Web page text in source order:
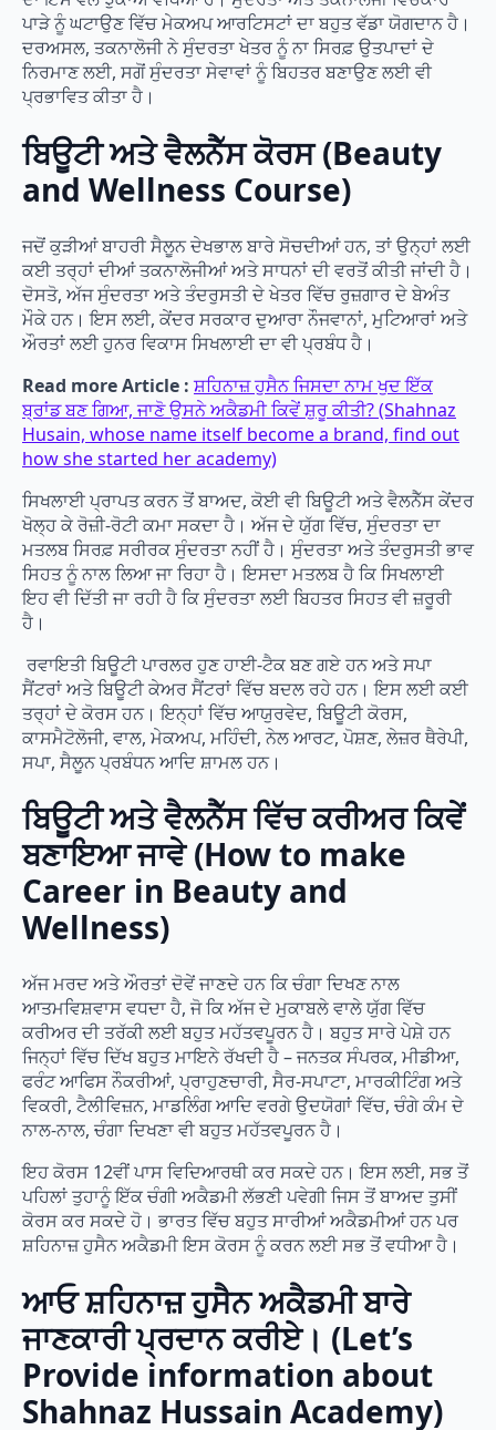
ਪਾੜੇ ਨੂੰ ਘਟਾਉਣ ਵਿੱਚ ਮੇਕਅਪ ਆਰਟਿਸਟਾਂ ਦਾ ਬਹੁਤ ਵੱਡਾ ਯੋਗਦਾਨ ਹੈ।
ਦਰਅਸਲ, ਤਕਨਾਲੋਜੀ ਨੇ ਸੁੰਦਰਤਾ ਖੇਤਰ ਨੂੰ ਨਾ ਸਿਰਫ਼ ਉਤਪਾਦਾਂ ਦੇ
ਨਿਰਮਾਣ ਲਈ, ਸਗੋਂ ਸੁੰਦਰਤਾ ਸੇਵਾਵਾਂ ਨੂੰ ਬਿਹਤਰ ਬਣਾਉਣ ਲਈ ਵੀ
ਪ੍ਰਭਾਵਿਤ ਕੀਤਾ ਹੈ।
ਬਿਊਟੀ ਅਤੇ ਵੈਲਨੈੱਸ ਕੋਰਸ (Beauty
and Wellness Course)
ਜਦੋਂ ਕੁੜੀਆਂ ਬਾਹਰੀ ਸੈਲੂਨ ਦੇਖਭਾਲ ਬਾਰੇ ਸੋਚਦੀਆਂ ਹਨ, ਤਾਂ ਉਨ੍ਹਾਂ ਲਈ
ਕਈ ਤਰ੍ਹਾਂ ਦੀਆਂ ਤਕਨਾਲੋਜੀਆਂ ਅਤੇ ਸਾਧਨਾਂ ਦੀ ਵਰਤੋਂ ਕੀਤੀ ਜਾਂਦੀ ਹੈ।
ਦੋਸਤੋ, ਅੱਜ ਸੁੰਦਰਤਾ ਅਤੇ ਤੰਦਰੁਸਤੀ ਦੇ ਖੇਤਰ ਵਿੱਚ ਰੁਜ਼ਗਾਰ ਦੇ ਬੇਅੰਤ
ਮੌਕੇ ਹਨ। ਇਸ ਲਈ, ਕੇਂਦਰ ਸਰਕਾਰ ਦੁਆਰਾ ਨੌਜਵਾਨਾਂ, ਮੁਟਿਆਰਾਂ ਅਤੇ
ਔਰਤਾਂ ਲਈ ਹੁਨਰ ਵਿਕਾਸ ਸਿਖਲਾਈ ਦਾ ਵੀ ਪ੍ਰਬੰਧ ਹੈ।
Read more Article : ਸ਼ਹਿਨਾਜ਼ ਹੁਸੈਨ ਜਿਸਦਾ ਨਾਮ ਖੁਦ ਇੱਕ
ਬ੍ਰਾਂਡ ਬਣ ਗਿਆ, ਜਾਣੋ ਉਸਨੇ ਅਕੈਡਮੀ ਕਿਵੇਂ ਸ਼ੁਰੂ ਕੀਤੀ? (Shahnaz
Husain, whose name itself become a brand, find out
how she started her academy)
ਸਿਖਲਾਈ ਪ੍ਰਾਪਤ ਕਰਨ ਤੋਂ ਬਾਅਦ, ਕੋਈ ਵੀ ਬਿਊਟੀ ਅਤੇ ਵੈਲਨੈੱਸ ਕੇਂਦਰ
ਖੋਲ੍ਹ ਕੇ ਰੋਜ਼ੀ-ਰੋਟੀ ਕਮਾ ਸਕਦਾ ਹੈ। ਅੱਜ ਦੇ ਯੁੱਗ ਵਿੱਚ, ਸੁੰਦਰਤਾ ਦਾ
ਮਤਲਬ ਸਿਰਫ਼ ਸਰੀਰਕ ਸੁੰਦਰਤਾ ਨਹੀਂ ਹੈ। ਸੁੰਦਰਤਾ ਅਤੇ ਤੰਦਰੁਸਤੀ ਭਾਵ
ਸਿਹਤ ਨੂੰ ਨਾਲ ਲਿਆ ਜਾ ਰਿਹਾ ਹੈ। ਇਸਦਾ ਮਤਲਬ ਹੈ ਕਿ ਸਿਖਲਾਈ
ਇਹ ਵੀ ਦਿੱਤੀ ਜਾ ਰਹੀ ਹੈ ਕਿ ਸੁੰਦਰਤਾ ਲਈ ਬਿਹਤਰ ਸਿਹਤ ਵੀ ਜ਼ਰੂਰੀ
ਹੈ।
ਰਵਾਇਤੀ ਬਿਊਟੀ ਪਾਰਲਰ ਹੁਣ ਹਾਈ-ਟੈਕ ਬਣ ਗਏ ਹਨ ਅਤੇ ਸਪਾ
ਸੈਂਟਰਾਂ ਅਤੇ ਬਿਊਟੀ ਕੇਅਰ ਸੈਂਟਰਾਂ ਵਿੱਚ ਬਦਲ ਰਹੇ ਹਨ। ਇਸ ਲਈ ਕਈ
ਤਰ੍ਹਾਂ ਦੇ ਕੋਰਸ ਹਨ। ਇਨ੍ਹਾਂ ਵਿੱਚ ਆਯੁਰਵੇਦ, ਬਿਊਟੀ ਕੋਰਸ,
ਕਾਸਮੈਟੋਲੋਜੀ, ਵਾਲ, ਮੇਕਅਪ, ਮਹਿੰਦੀ, ਨੇਲ ਆਰਟ, ਪੋਸ਼ਣ, ਲੇਜ਼ਰ ਥੈਰੇਪੀ,
ਸਪਾ, ਸੈਲੂਨ ਪ੍ਰਬੰਧਨ ਆਦਿ ਸ਼ਾਮਲ ਹਨ।
ਬਿਊਟੀ ਅਤੇ ਵੈਲਨੈੱਸ ਵਿੱਚ ਕਰੀਅਰ ਕਿਵੇਂ
ਬਣਾਇਆ ਜਾਵੇ (How to make
Career in Beauty and
Wellness)
ਅੱਜ ਮਰਦ ਅਤੇ ਔਰਤਾਂ ਦੋਵੇਂ ਜਾਣਦੇ ਹਨ ਕਿ ਚੰਗਾ ਦਿਖਣ ਨਾਲ
ਆਤਮਵਿਸ਼ਵਾਸ ਵਧਦਾ ਹੈ, ਜੋ ਕਿ ਅੱਜ ਦੇ ਮੁਕਾਬਲੇ ਵਾਲੇ ਯੁੱਗ ਵਿੱਚ
ਕਰੀਅਰ ਦੀ ਤਰੱਕੀ ਲਈ ਬਹੁਤ ਮਹੱਤਵਪੂਰਨ ਹੈ। ਬਹੁਤ ਸਾਰੇ ਪੇਸ਼ੇ ਹਨ
ਜਿਨ੍ਹਾਂ ਵਿੱਚ ਦਿੱਖ ਬਹੁਤ ਮਾਇਨੇ ਰੱਖਦੀ ਹੈ – ਜਨਤਕ ਸੰਪਰਕ, ਮੀਡੀਆ,
ਫਰੰਟ ਆਫਿਸ ਨੌਕਰੀਆਂ, ਪ੍ਰਾਹੁਣਚਾਰੀ, ਸੈਰ-ਸਪਾਟਾ, ਮਾਰਕੀਟਿੰਗ ਅਤੇ
ਵਿਕਰੀ, ਟੈਲੀਵਿਜ਼ਨ, ਮਾਡਲਿੰਗ ਆਦਿ ਵਰਗੇ ਉਦਯੋਗਾਂ ਵਿੱਚ, ਚੰਗੇ ਕੰਮ ਦੇ
ਨਾਲ-ਨਾਲ, ਚੰਗਾ ਦਿਖਣਾ ਵੀ ਬਹੁਤ ਮਹੱਤਵਪੂਰਨ ਹੈ।
ਇਹ ਕੋਰਸ 12ਵੀਂ ਪਾਸ ਵਿਦਿਆਰਥੀ ਕਰ ਸਕਦੇ ਹਨ। ਇਸ ਲਈ, ਸਭ ਤੋਂ
ਪਹਿਲਾਂ ਤੁਹਾਨੂੰ ਇੱਕ ਚੰਗੀ ਅਕੈਡਮੀ ਲੱਭਣੀ ਪਵੇਗੀ ਜਿਸ ਤੋਂ ਬਾਅਦ ਤੁਸੀਂ
ਕੋਰਸ ਕਰ ਸਕਦੇ ਹੋ। ਭਾਰਤ ਵਿੱਚ ਬਹੁਤ ਸਾਰੀਆਂ ਅਕੈਡਮੀਆਂ ਹਨ ਪਰ
ਸ਼ਹਿਨਾਜ਼ ਹੁਸੈਨ ਅਕੈਡਮੀ ਇਸ ਕੋਰਸ ਨੂੰ ਕਰਨ ਲਈ ਸਭ ਤੋਂ ਵਧੀਆ ਹੈ।
ਆਓ ਸ਼ਹਿਨਾਜ਼ ਹੁਸੈਨ ਅਕੈਡਮੀ ਬਾਰੇ
ਜਾਣਕਾਰੀ ਪ੍ਰਦਾਨ ਕਰੀਏ। (Let’s
Provide information about
Shahnaz Hussain Academy)